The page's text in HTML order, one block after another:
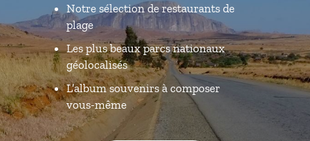
Notre sélection de restaurants de
plage
Les plus beaux parcs nationaux
géolocalisés
L’album souvenirs à composer
vous-même